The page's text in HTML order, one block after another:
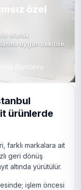
özel
olarak
uygun şekilde
Randevu
ürünlerde
farklı markalara ait
geri dönüş
altında yürütülür.
işlem öncesi